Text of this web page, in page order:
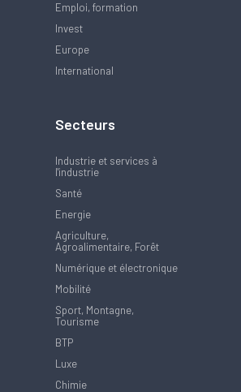
Emploi, formation
Invest
Europe
International
Secteurs
Industrie et services à
l'industrie
Santé
Energie
Agriculture,
Agroalimentaire, Forêt
Numérique et électronique
Mobilité
Sport, Montagne,
Tourisme
BTP
Luxe
Chimie